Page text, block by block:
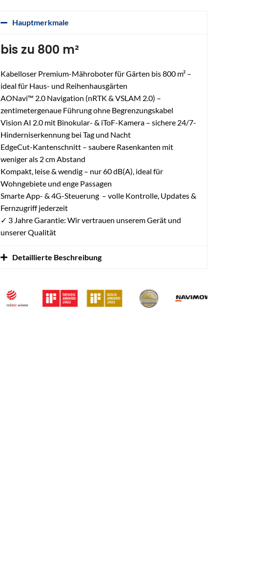
Hauptmerkmale
bis zu 800 m²
Kabelloser Premium-Mähroboter für Gärten bis 800 m² –
ideal für Haus- und Reihenhausgärten
AONavi™ 2.0 Navigation (nRTK & VSLAM 2.0) –
zentimetergenaue Führung ohne Begrenzungskabel
Vision AI 2.0 mit Binokular- & iToF-Kamera – sichere 24/7-
Hinderniserkennung bei Tag und Nacht
EdgeCut-Kantenschnitt – saubere Rasenkanten mit
weniger als 2 cm Abstand
Kompakt, leise & wendig – nur 60 dB(A), ideal für
Wohngebiete und enge Passagen
Smarte App- & 4G-Steuerung – volle Kontrolle, Updates &
Fernzugriff jederzeit
✓ 3 Jahre Garantie: Wir vertrauen unserem Gerät und
unserer Qualität
Detaillierte Beschreibung